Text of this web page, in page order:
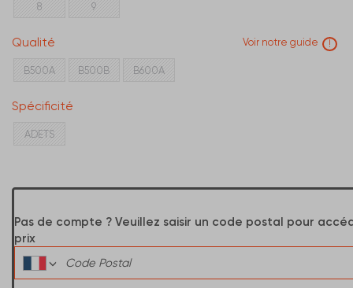
8 9
Qualité Voir notre guide !
B500A B500B B600A
Spécificité
ADETS
Pas de compte ? Veuillez saisir un code postal pour
prix